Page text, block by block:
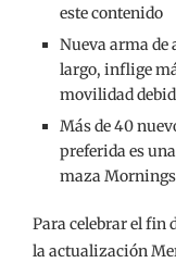
este contenido
Nueva arma de
largo, inflige
movilidad
Más de 40
preferida es
maza
Para celebrar el fin
la actualización